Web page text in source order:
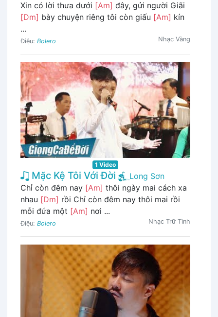
Xin có lời thưa dưới [Am] đây, gửi người Giãi
[Dm] bày chuyện riêng tôi còn giấu [Am] kín
...
Điệu: Bolero Nhạc Vàng
1 Video
Mặc Kệ Tôi Với Đời
Long Sơn
Chỉ còn đêm nay [Am] thôi ngày mai cách xa
nhau [Dm] rồi Chỉ còn đêm nay thôi mai rồi
mỗi đứa một [Am] nơi ...
Điệu: Bolero Nhạc Trữ Tình